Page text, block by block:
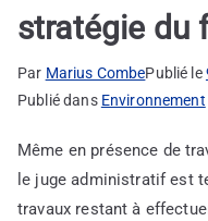
stratégie du
Par Marius CombePublié le
Publié dans Environnement
Même en présence de
le juge administratif est
travaux restant à